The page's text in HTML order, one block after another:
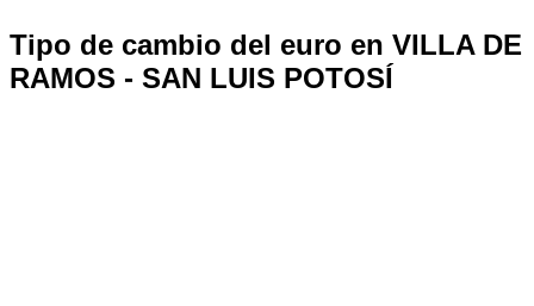
Tipo de cambio del euro en VILLA DE
RAMOS - SAN LUIS POTOSÍ